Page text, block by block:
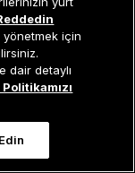
Holding
için
dair detaylı